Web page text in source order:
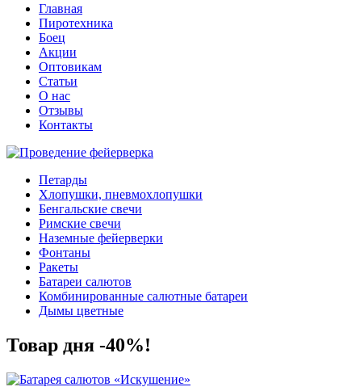
Главная
Пиротехника
Боец
Акции
Оптовикам
Статьи
О нас
Отзывы
Контакты
Петарды
Хлопушки, пневмохлопушки
Бенгальские свечи
Римские свечи
Наземные фейерверки
Фонтаны
Ракеты
Батареи салютов
Комбинированные салютные батареи
Дымы цветные
Товар дня -40%!